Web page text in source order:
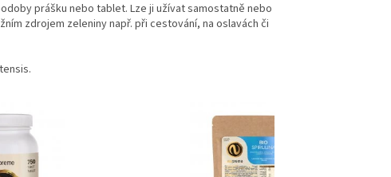
prášku nebo tablet. Lze ji užívat samostatně nebo
zdrojem zeleniny např. při cestování, na oslavách či